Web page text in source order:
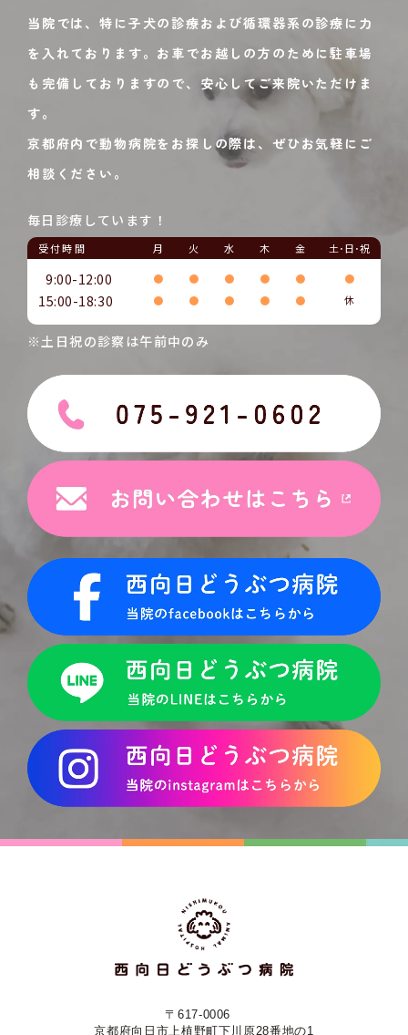
当院では、特に子犬の診療および循環器系の診療に力
を入れております。お車でお越しの方のために駐車場
も完備しておりますので、安心してご来院いただけま
す。
京都府内で動物病院をお探しの際は、ぜひお気軽にご
相談ください。
毎日診療しています！
受付時間 月 火 水 木 金 土･日･祝
9:00-12:00 ● ● ● ● ● ●
15:00-18:30 ● ● ● ● ● 休
※土日祝の診察は午前中のみ
〒617-0006
京都府向日市上植野町下川原28番地の1